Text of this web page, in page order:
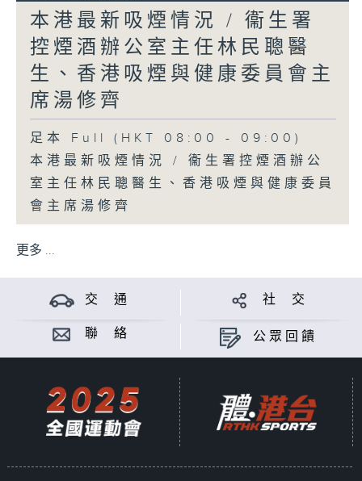
本港最新吸煙情況 / 衞生署
控煙酒辦公室主任林民聰醫
生、香港吸煙與健康委員會主
席湯修齊
足本 Full (HKT 08:00 - 09:00)
本港最新吸煙情況 / 衞生署控煙酒辦公
室主任林民聰醫生、香港吸煙與健康委員
會主席湯修齊
更多 ...
交 通 社 交
聯 絡 公眾回饋